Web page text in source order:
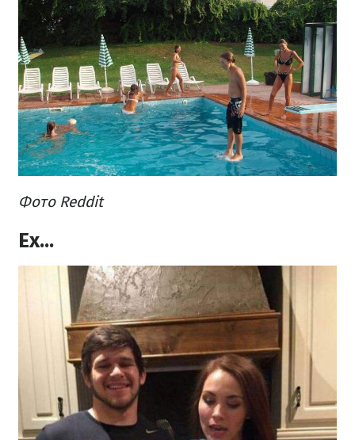
Фото Reddit
Ех...